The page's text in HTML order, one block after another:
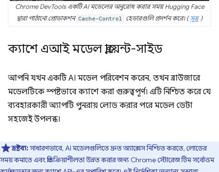
Chrome DevTools একটি AI মডেলের অনুরোধ করার সময় Hugging Face
দ্বারা পাঠানো প্রোডাকশন Cache-Control হেডারগুলি প্রদর্শন করে৷ (সূত্র)
ক্যাশে এআই মডেল ক্লায়েন্ট-সাইড
আপনি যখন একটি AI মডেল পরিবেশন করেন, তখন ব্রাউজারে
মডেলটিকে স্পষ্টভাবে ক্যাশে করা গুরুত্বপূর্ণ৷ এটি নিশ্চিত করে যে
ব্যবহারকারী অ্যাপটি পুনরায় লোড করার পরে মডেল ডেটা
সহজেই উপলব্ধ।
দ্রষ্টব্য:সাধারণভাবে, AI মডেলগুলিতে দ্রুত অ্যাক্সেস নিশ্চিত করতে, লোডের
সময় কমাতে এবং প্রতিক্রিয়াশীলতা উন্নত করার জন্য Chrome স্টোরেজ টিম সর্বোত্তম